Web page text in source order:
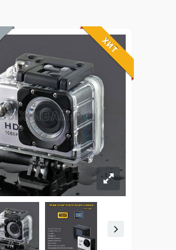
ХИТ